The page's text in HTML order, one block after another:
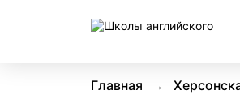
Главная